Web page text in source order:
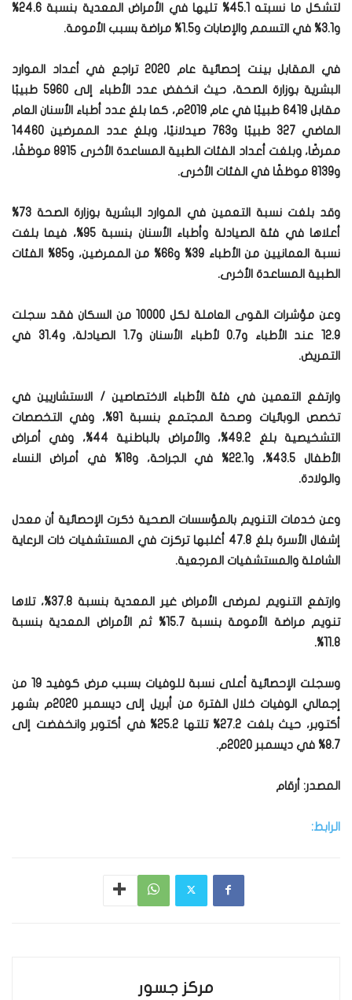
لتشكل ما نسبته 45.1% تليها في الأمراض المعدية بنسبة 24.6%
و3.1% في التسمم والإصابات و1.5% مراضة بسبب الأمومة.
في المقابل بينت إحصائية عام 2020 تراجع في أعداد الموارد
البشرية بوزارة الصحة، حيث انخفض عدد الأطباء إلى 5960 طبيبًا
مقابل 6419 طبيبًا في عام 2019م، كما بلغ عدد أطباء الأسنان العام
الماضي 327 طبيبًا و763 صيدلانيًا، وبلغ عدد الممرضين 14460
ممرضًا، وبلغت أعداد الفئات الطبية المساعدة الأخرى 8915 موظفًا،
و8139 موظفًا في الفئات الأخرى.
وقد بلغت نسبة التعمين في الموارد البشرية بوزارة الصحة 73%
أعلاها في فئة الصيادلة وأطباء الأسنان بنسبة 95%، فيما بلغت
نسبة العمانيين من الأطباء 39% و66% من الممرضين، و85% الفئات
الطبية المساعدة الأخرى.
وعن مؤشرات القوى العاملة لكل 10000 من السكان فقد سجلت
12.9 عند الأطباء و0.7 لأطباء الأسنان و1.7 الصيادلة، و31.4 في
التمريض.
وارتفع التعمين في فئة الأطباء الاختصاصين / الاستشاريين في
تخصص الوبائيات وصحة المجتمع بنسبة 91%، وفي التخصصات
التشخيصية بلغ 49.2%، والأمراض بالباطنية 44%، وفي أمراض
الأطفال 43.5%، و22.1% في الجراحة، و18% في أمراض النساء
والولادة.
وعن خدمات التنويم بالمؤسسات الصحية ذكرت الإحصائية أن معدل
إشغال الأسرة بلغ 47.8 أغلبها تركزت في المستشفيات ذات الرعاية
الشاملة والمستشفيات المرجعية.
وارتفع التنويم لمرضى الأمراض غير المعدية بنسبة 37.8%، تلاها
تنويم مراضة الأمومة بنسبة 15.7% ثم الأمراض المعدية بنسبة
11.8%.
وسجلت الإحصائية أعلى نسبة للوفيات بسبب مرض كوفيد 19 من
إجمالي الوفيات خلال الفترة من أبريل إلى ديسمبر 2020م بشهر
أكتوبر، حيث بلغت 27.2% تلتها 25.2% في أكتوبر وانخفضت إلى
8.7% في ديسمبر 2020م.
المصدر: أرقام
الرابط:
مركز جسور